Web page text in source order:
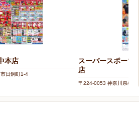
本店
日鋼町1-4
スーパースポーツ
店
〒224-0053 神奈川県横浜